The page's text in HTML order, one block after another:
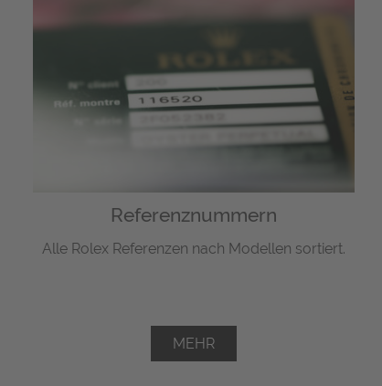
Referenznummern
Alle Rolex Referenzen nach Modellen sortiert.
MEHR